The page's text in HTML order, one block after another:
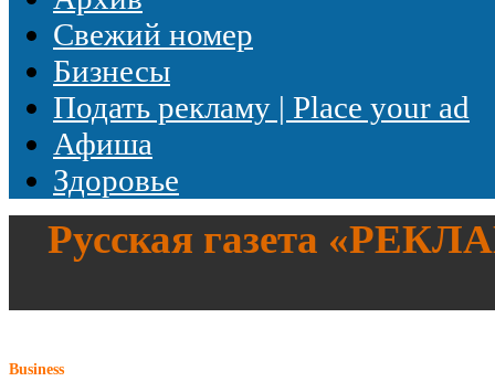
Свежий номер
Бизнесы
Подать рекламу | Place your ad
Афиша
Здоровье
Русская газета «
Business